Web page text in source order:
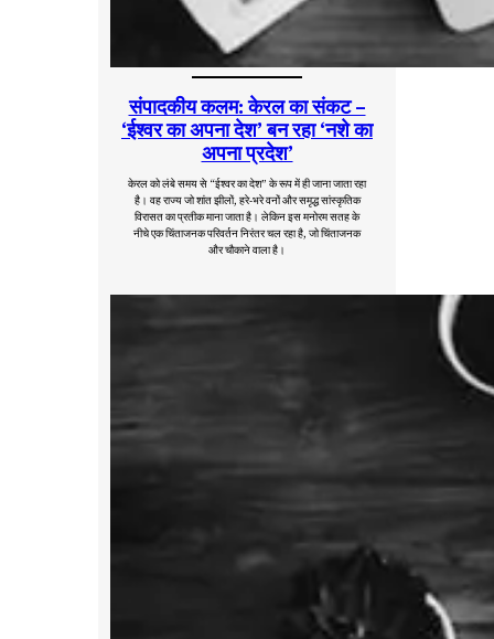
संपादकीय कलम: केरल का संकट –
‘ईश्वर का अपना देश’ बन रहा ‘नशे का
अपना प्रदेश’
केरल को लंबे समय से “ईश्वर का देश” के रूप में ही जाना जाता रहा
है। वह राज्य जो शांत झीलों, हरे-भरे वनों और समृद्ध सांस्कृतिक
विरासत का प्रतीक माना जाता है। लेकिन इस मनोरम सतह के
नीचे एक चिंताजनक परिवर्तन निरंतर चल रहा है, जो चिंताजनक
और चौकाने वाला है।